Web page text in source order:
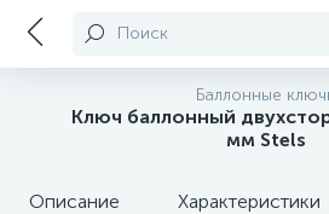
Поиск
Баллонные
Ключ баллонный
мм Stels
Описание Характеристики